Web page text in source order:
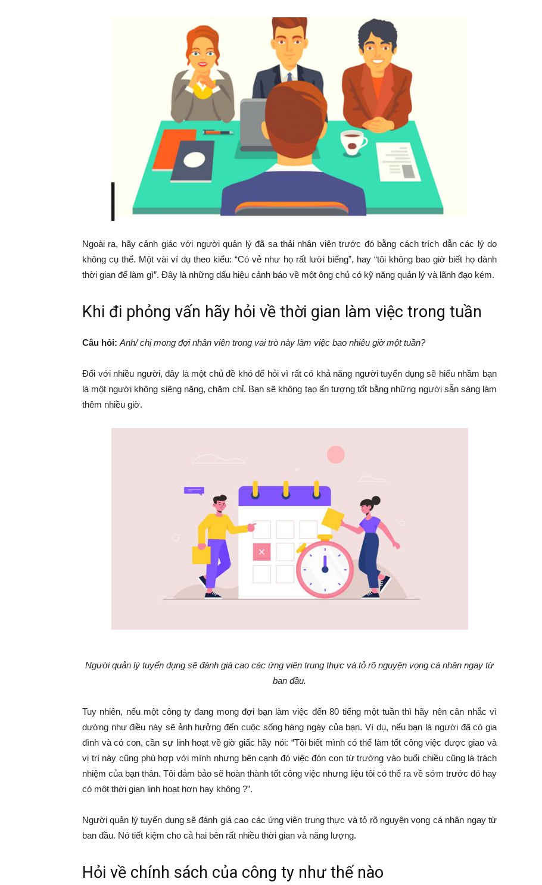
Ngoài ra, hãy cảnh giác với người quản lý đã sa thải nhân viên trước đó bằng cách trích dẫn các lý do
không cụ thể. Một vài ví dụ theo kiểu: “Có vẻ như họ rất lười biếng”, hay “tôi không bao giờ biết họ dành
thời gian để làm gì”. Đây là những dấu hiệu cảnh báo về một ông chủ có kỹ năng quản lý và lãnh đạo kém.
Khi đi phỏng vấn hãy hỏi về thời gian làm việc trong tuần
Câu hỏi: Anh/ chị mong đợi nhân viên trong vai trò này làm việc bao nhiêu giờ một tuần?
Đối với nhiều người, đây là một chủ đề khó để hỏi vì rất có khả năng người tuyển dụng sẽ hiểu nhầm bạn
là một người không siêng năng, chăm chỉ. Bạn sẽ không tạo ấn tượng tốt bằng những người sẵn sàng làm
thêm nhiều giờ.
Người quản lý tuyển dụng sẽ đánh giá cao các ứng viên trung thực và tỏ rõ nguyện vọng cá nhân ngay từ
ban đầu.
Tuy nhiên, nếu một công ty đang mong đợi bạn làm việc đến 80 tiếng một tuần thì hãy nên cân nhắc vì
dường như điều này sẽ ảnh hưởng đến cuộc sống hàng ngày của bạn. Ví dụ, nếu bạn là người đã có gia
đình và có con, cần sự linh hoạt về giờ giấc hãy nói: “Tôi biết mình có thể làm tốt công việc được giao và
vị trí này cũng phù hợp với mình nhưng bên cạnh đó việc đón con từ trường vào buổi chiều cũng là trách
nhiệm của bạn thân. Tôi đảm bảo sẽ hoàn thành tốt công việc nhưng liệu tôi có thể ra về sớm trước đó hay
có một thời gian linh hoạt hơn hay không ?”.
Người quản lý tuyển dụng sẽ đánh giá cao các ứng viên trung thực và tỏ rõ nguyện vọng cá nhân ngay từ
ban đầu. Nó tiết kiệm cho cả hai bên rất nhiều thời gian và năng lượng.
Hỏi về chính sách của công ty như thế nào